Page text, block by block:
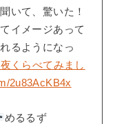
いて、驚いた！
イメージあって
るようになっ
くらべてみまし
2u83AcKB4x
めるるず